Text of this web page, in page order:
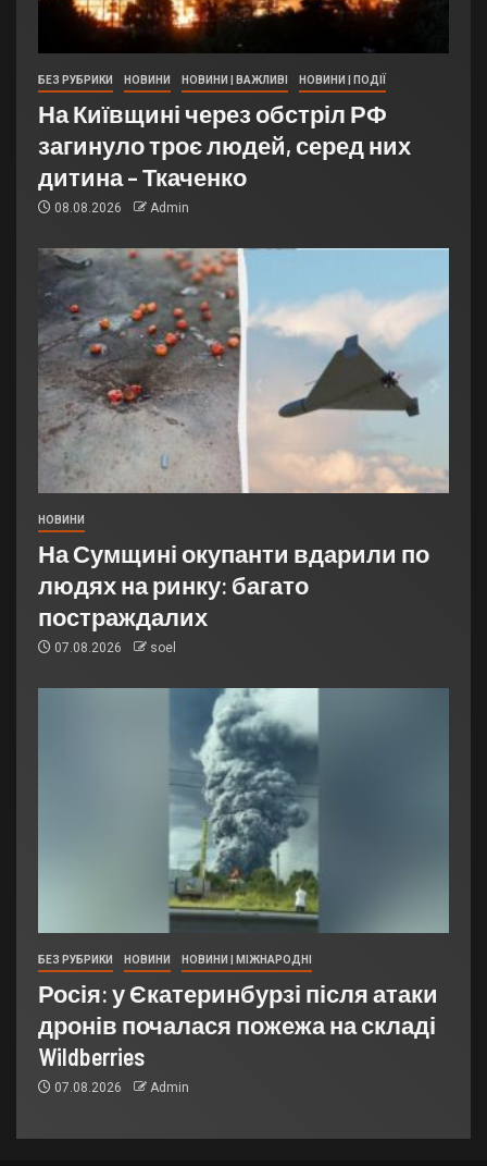
БЕЗ РУБРИКИ НОВИНИ НОВИНИ | ВАЖЛИВІ НОВИНИ | ПОДІЇ
На Київщині через обстріл РФ
загинуло троє людей, серед них
дитина – Ткаченко
08.08.2026 Admin
НОВИНИ
На Сумщині окупанти вдарили по
людях на ринку: багато
постраждалих
07.08.2026 soel
БЕЗ РУБРИКИ НОВИНИ НОВИНИ | МІЖНАРОДНІ
Росія: у Єкатеринбурзі після атаки
дронів почалася пожежа на складі
Wildberries
07.08.2026 Admin